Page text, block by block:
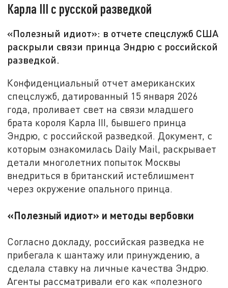
Карла III с русской разведкой
«Полезный идиот»: в отчете спецслужб США
раскрыли связи принца Эндрю с российской
разведкой.
Конфиденциальный отчет американских
спецслужб, датированный 15 января 2026
года, проливает свет на связи младшего
брата короля Карла III, бывшего принца
Эндрю, с российской разведкой. Документ, с
которым ознакомилась Daily Mail, раскрывает
детали многолетних попыток Москвы
внедриться в британский истеблишмент
через окружение опального принца.
«Полезный идиот» и методы вербовки
Согласно докладу, российская разведка не
прибегала к шантажу или принуждению, а
сделала ставку на личные качества Эндрю.
Агенты рассматривали его как «полезного